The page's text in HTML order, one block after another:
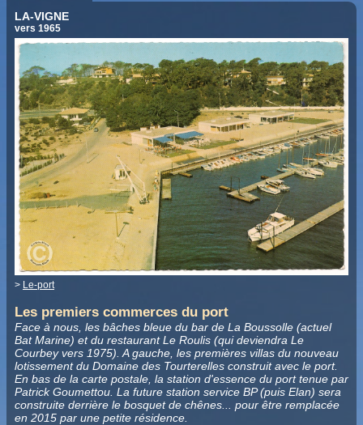
LA-VIGNE
vers 1965
> Le-port
Les premiers commerces du port
Face à nous, les bâches bleue du bar de La Boussolle (actuel
Bat Marine) et du restaurant Le Roulis (qui deviendra Le
Courbey vers 1975). A gauche, les premières villas du nouveau
lotissement du Domaine des Tourterelles construit avec le port.
En bas de la carte postale, la station d'essence du port tenue par
Patrick Goumettou. La future station service BP (puis Elan) sera
construite derrière le bosquet de chênes... pour être remplacée
en 2015 par une petite résidence.